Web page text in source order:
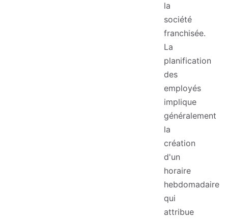
la
société
franchisée.
La
planification
des
employés
implique
généralement
la
création
d'un
horaire
hebdomadaire
qui
attribue